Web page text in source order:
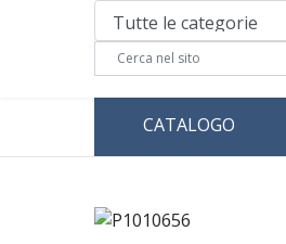
CATALOGO